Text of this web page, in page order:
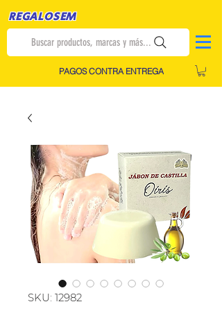
REGALOSEM
Buscar productos, marcas y más...
PAGOS CONTRA ENTREGA
SKU: 12982